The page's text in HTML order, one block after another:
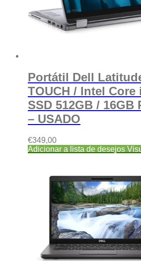
Portátil Dell
TOUCH / Intel Core
SSD 512GB / 16GB
– USADO
€349,00
Adicionar a lista de desejos